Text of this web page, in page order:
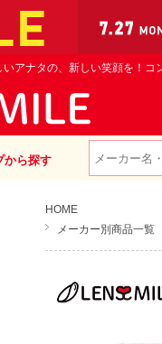
アナタの、新しい笑顔を！コ
から探す
HOME
メーカー別商品一覧